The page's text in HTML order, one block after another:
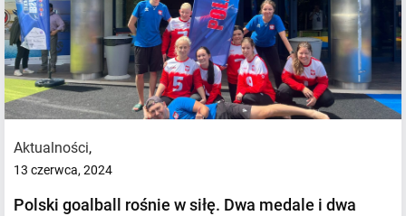
Aktualności,
13 czerwca, 2024
Polski goalball rośnie w siłę. Dwa medale i dwa